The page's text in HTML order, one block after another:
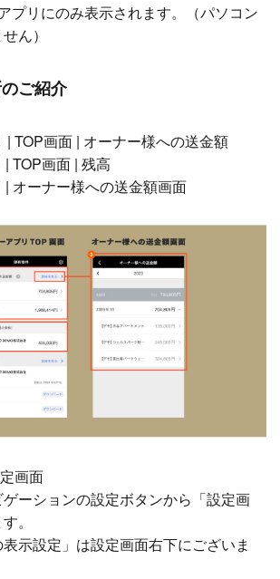
プリにのみ表示されます。（パソコン
ん）
ご紹介
TOP画面 | オーナー様への送金額
TOP画面 | 残高
オーナー様への送金額画面
画面
ーションの設定ボタンから「設定画
。
表示設定」は設定画面右下にございま